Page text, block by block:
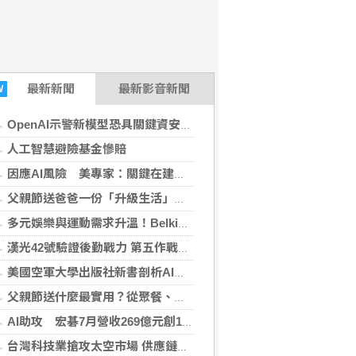
最新新聞 最新影音新聞
OpenAI示警新模型恐具關鍵資安能力 收緊研發管控
人工智慧避險基金慘賠
因應AI風險 美專家：關鍵在建構防禦又不拖慢創新
父親節送爸爸一份「升級生活」的禮物！全國電子仁德中山店盛大開幕 家電9折、滿千抽好禮
多元娛樂與運動需求升溫！Belkin 打造多情境科技配件生態系全新推出 Nintendo Switch 2 系列配件 升級遊戲體驗
漢光42號驗證後勤戰力 第五作戰區完成彈藥還屯整備
美國空軍大學出版社新書剖析AI雙面刃 警示誤用潛在風險
父親節送什麼最實用？從聚餐、運動到日常營養 4種送禮選擇一次看
AI助攻 宏碁7月營收269億元創13年同期新高
台灣科技業搶攻太空市場 供應鏈成全球要角新星